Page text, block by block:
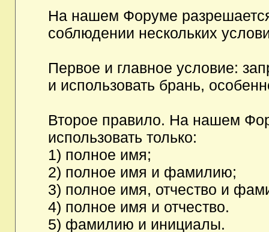
На нашем Форуме
соблюдении нескольких
Первое и главное условие:
и использовать брань,
Второе правило. На нашем
использовать только:
1) полное имя;
2) полное имя и фамилию;
3) полное имя, отчество и
4) полное имя и отчество.
5) фамилию и инициалы.